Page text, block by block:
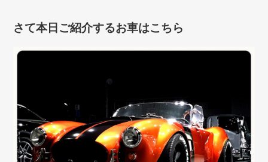
さて本日ご紹介するお車はこちら